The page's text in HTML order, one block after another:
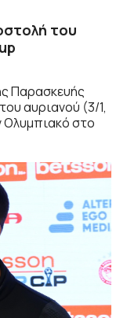
του
Παρασκευής
αυριανού (3/1,
Ολυμπιακό στο